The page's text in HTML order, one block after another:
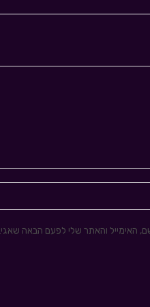
האימייל והאתר שלי לפעם הבאה